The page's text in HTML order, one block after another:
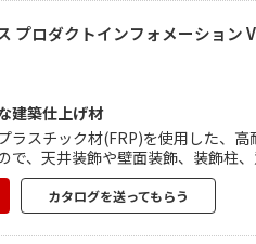
プロダクトインフォメーション
建築仕上げ材
ラスチック材(FRP)を使用した、
で、天井装飾や壁面装飾、装飾柱
、錆や腐食が生じることもありま
。
カタログを送ってもらう